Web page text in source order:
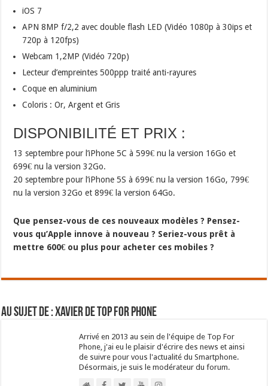
iOS 7
APN 8MP f/2,2 avec double flash LED (Vidéo 1080p à 30ips et
720p à 120fps)
Webcam 1,2MP (Vidéo 720p)
Lecteur d’empreintes 500ppp traité anti-rayures
Coque en aluminium
Coloris : Or, Argent et Gris
DISPONIBILITÉ ET PRIX :
13 septembre pour l’iPhone 5C à 599€ nu la version 16Go et
699€ nu la version 32Go.
20 septembre pour l’iPhone 5S à 699€ nu la version 16Go, 799€
nu la version 32Go et 899€ la version 64Go.
Que pensez-vous de ces nouveaux modèles ? Pensez-
vous qu’Apple innove à nouveau ? Seriez-vous prêt à
mettre 600€ ou plus pour acheter ces mobiles ?
Au sujet de : Xavier de Top For Phone
Arrivé en 2013 au sein de l'équipe de Top For
Phone, j'ai eu le plaisir d'écrire des news et ainsi
de suivre pour vous l'actualité du Smartphone.
Désormais, je suis le modérateur du forum.